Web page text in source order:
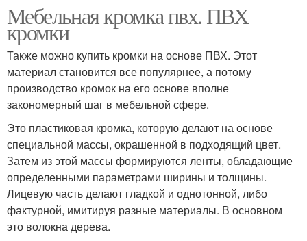
Мебельная кромка пвх. ПВХ
кромки
Также можно купить кромки на основе ПВХ. Этот
материал становится все популярнее, а потому
производство кромок на его основе вполне
закономерный шаг в мебельной сфере.
Это пластиковая кромка, которую делают на основе
специальной массы, окрашенной в подходящий цвет.
Затем из этой массы формируются ленты, обладающие
определенными параметрами ширины и толщины.
Лицевую часть делают гладкой и однотонной, либо
фактурной, имитируя разные материалы. В основном
это волокна дерева.